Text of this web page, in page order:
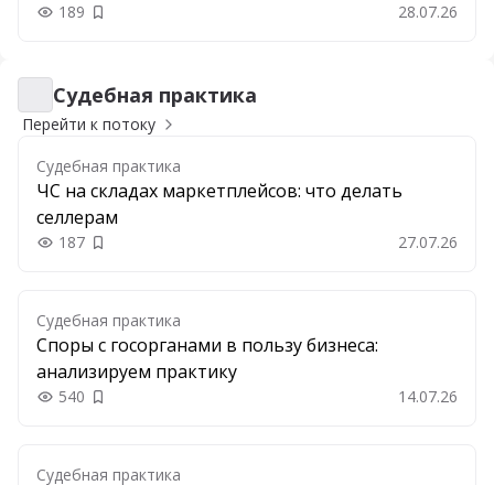
189 Добавить в закладки 28.07.26
Судебная практика
Судебная практика
Перейти к потоку
Судебная практика
ЧС на складах маркетплейсов: что делать
селлерам
187 Добавить в закладки 27.07.26
Судебная практика
Споры с госорганами в пользу бизнеса:
анализируем практику
540 Добавить в закладки 14.07.26
Судебная практика